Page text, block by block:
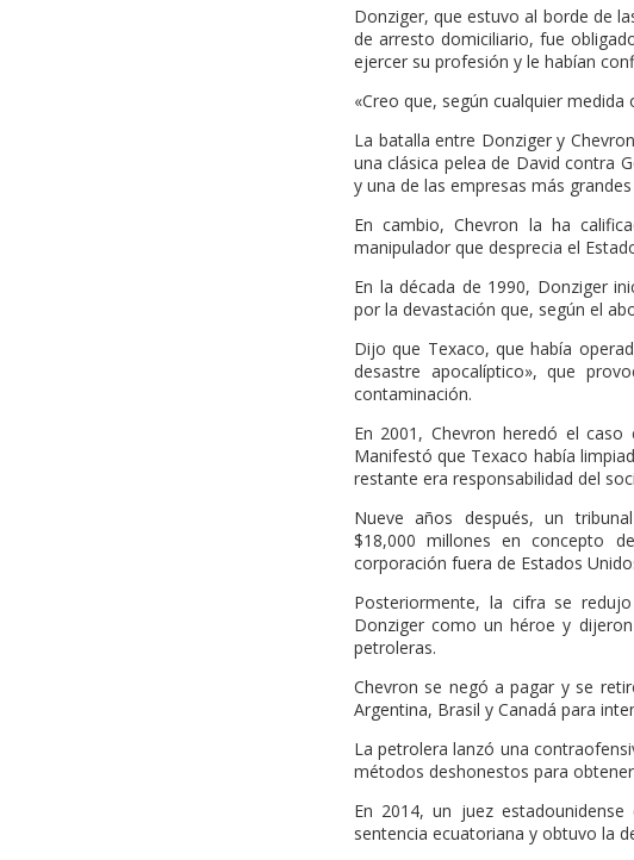
Donziger, que estuvo al borde de
de arresto domiciliario, fue
ejercer su profesión y le habían
«Creo que, según cualquier
La batalla entre Donziger y
una clásica pelea de David contra
y una de las empresas más
En cambio, Chevron la ha
manipulador que desprecia el
En la década de 1990, Donziger
por la devastación que, según el
Dijo que Texaco, que había
desastre apocalíptico», que
contaminación.
En 2001, Chevron heredó el
Manifestó que Texaco había
restante era responsabilidad del
Nueve años después, un
$18,000 millones en concepto
corporación fuera de Estados
Posteriormente, la cifra se
Donziger como un héroe y
petroleras.
Chevron se negó a pagar y se
Argentina, Brasil y Canadá para
La petrolera lanzó una
métodos deshonestos para
En 2014, un juez
sentencia ecuatoriana y obtuvo la